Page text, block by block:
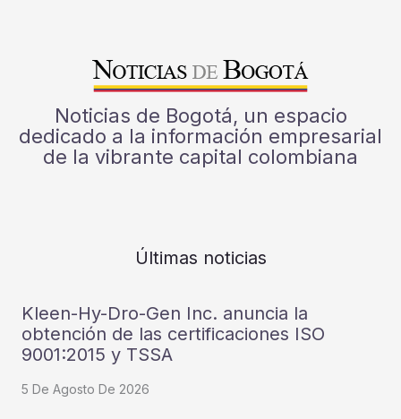
Noticias de Bogotá, un espacio
dedicado a la información empresarial
de la vibrante capital colombiana
Últimas noticias
Kleen-Hy-Dro-Gen Inc. anuncia la
obtención de las certificaciones ISO
9001:2015 y TSSA
5 De Agosto De 2026